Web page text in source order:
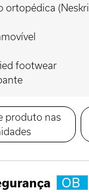
ortopédica
footwear
produto nas
OB